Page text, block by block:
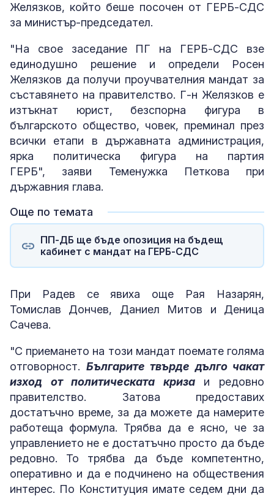
Желязков, който беше посочен от ГЕРБ-СДС
за министър-председател.
"На свое заседание ПГ на ГЕРБ-СДС взе
единодушно решение и определи Росен
Желязков да получи проучвателния мандат за
съставянето на правителство. Г-н Желязков е
изтъкнат юрист, безспорна фигура в
българското общество, човек, преминал през
всички етапи в държавната администрация,
ярка политическа фигура на партия
ГЕРБ", заяви Теменужка Петкова при
държавния глава.
Още по темата
ПП-ДБ ще бъде опозиция на бъдещ
кабинет с мандат на ГЕРБ-СДС
При Радев се явиха още Рая Назарян,
Томислав Дончев, Даниел Митов и Деница
Сачева.
"С приемането на този мандат поемате голяма
отговорност. Българите твърде дълго чакат
изход от политическата кризаи редовно
правителство. Затова предоставих
достатъчно време, за да можете да намерите
работеща формула. Трябва да е ясно, че за
управлението не е достатъчно просто да бъде
редовно. То трябва да бъде компетентно,
оперативно и да е подчинено на обществения
интерес. По Конституция имате седем дни да